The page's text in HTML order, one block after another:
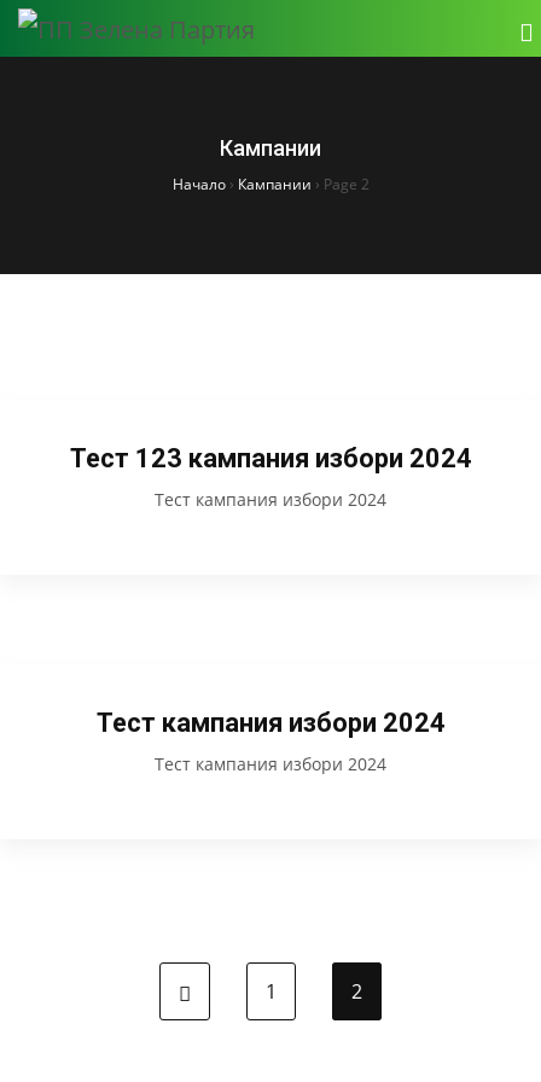
Кампании
Начало› Кампании › Page 2
Тест 123 кампания избори 2024
Тест кампания избори 2024
Тест кампания избори 2024
Тест кампания избори 2024
1 2